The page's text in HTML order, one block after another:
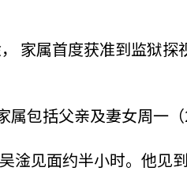
家属首度获准到监狱探
包括父亲及妻女周一（
淦见面约半小时。他见